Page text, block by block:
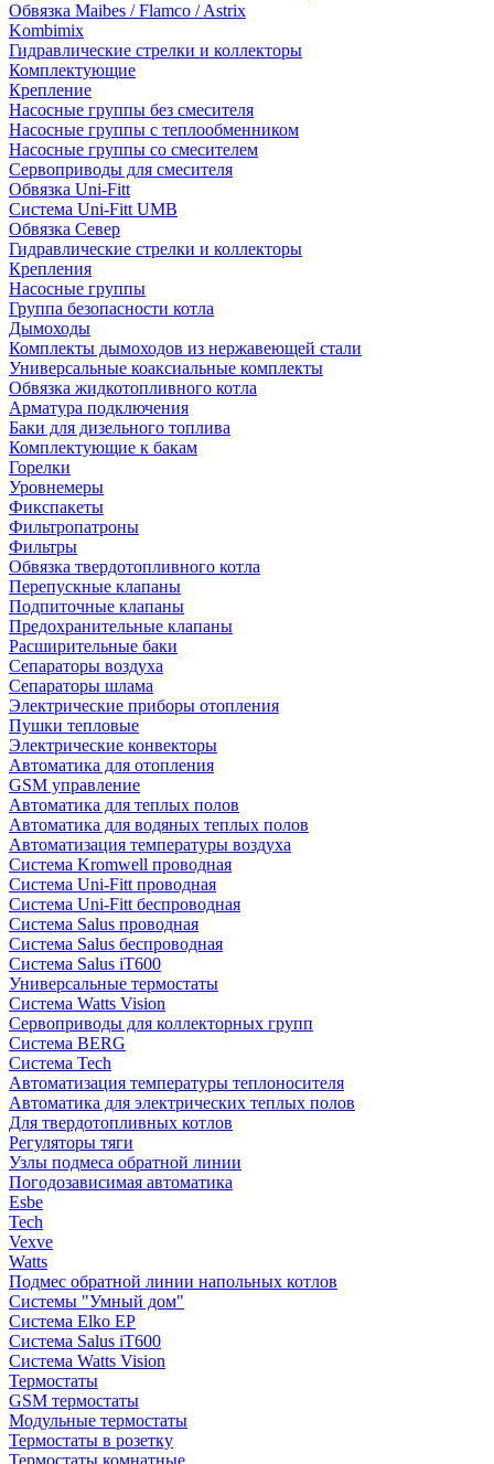
Обвязка Maibes / Flamco / Astrix
Kombimix
Гидравлические стрелки и коллекторы
Комплектующие
Крепление
Насосные группы без смесителя
Насосные группы с теплообменником
Насосные группы со смесителем
Сервоприводы для смесителя
Обвязка Uni-Fitt
Система Uni-Fitt UMB
Обвязка Север
Гидравлические стрелки и коллекторы
Крепления
Насосные группы
Группа безопасности котла
Дымоходы
Комплекты дымоходов из нержавеющей стали
Универсальные коаксиальные комплекты
Обвязка жидкотопливного котла
Арматура подключения
Баки для дизельного топлива
Комплектующие к бакам
Горелки
Уровнемеры
Фикспакеты
Фильтропатроны
Фильтры
Обвязка твердотопливного котла
Перепускные клапаны
Подпиточные клапаны
Предохранительные клапаны
Расширительные баки
Сепараторы воздуха
Сепараторы шлама
Электрические приборы отопления
Пушки тепловые
Электрические конвекторы
Автоматика для отопления
GSM управление
Автоматика для теплых полов
Автоматика для водяных теплых полов
Автоматизация температуры воздуха
Система Kromwell проводная
Система Uni-Fitt проводная
Система Uni-Fitt беспроводная
Система Salus проводная
Система Salus беспроводная
Система Salus iT600
Универсальные термостаты
Система Watts Vision
Сервоприводы для коллекторных групп
Система BERG
Система Tech
Автоматизация температуры теплоносителя
Автоматика для электрических теплых полов
Для твердотопливных котлов
Регуляторы тяги
Узлы подмеса обратной линии
Погодозависимая автоматика
Esbe
Tech
Vexve
Watts
Подмес обратной линии напольных котлов
Системы "Умный дом"
Система Elko EP
Система Salus iT600
Система Watts Vision
Термостаты
GSM термостаты
Модульные термостаты
Термостаты в розетку
Термостаты комнатные